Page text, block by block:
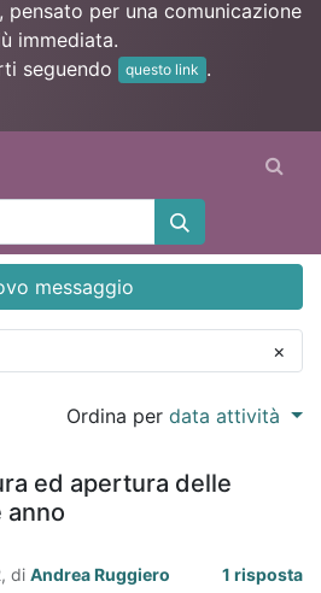
per una comunicazione
immediata.
seguendo
questo link .
×
messaggio
Ordina perdata attività
ed apertura delle
, di Andrea Ruggiero 1 risposta